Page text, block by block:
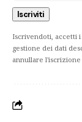
Iscrivendoti, accetti
gestione dei dati
annullare